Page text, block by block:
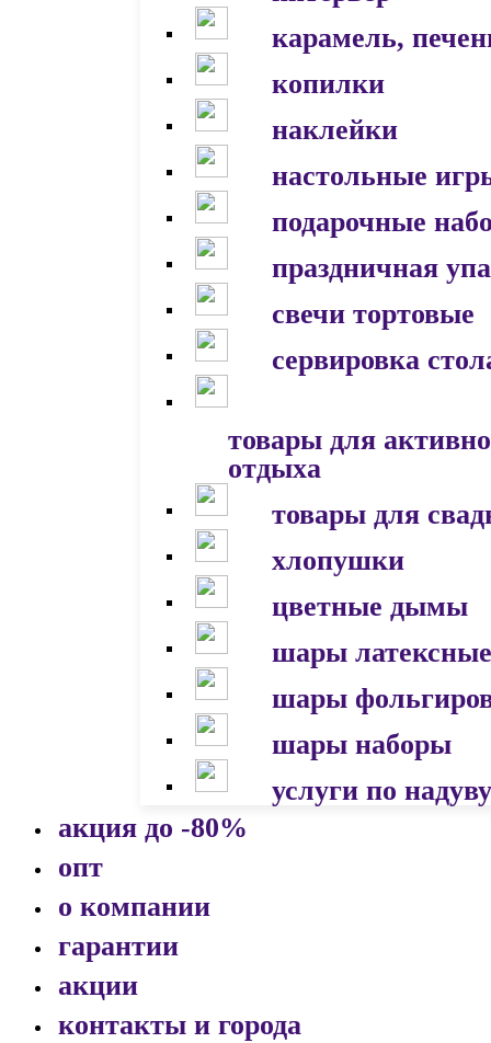
карамель,
копилки
наклейки
настольные
подарочные
праздничная
свечи тортовые
сервировка
товары для
отдыха
товары для
хлопушки
цветные дымы
шары латексные
шары
шары наборы
услуги по надуву
акция до -80%
опт
о компании
гарантии
акции
контакты и города